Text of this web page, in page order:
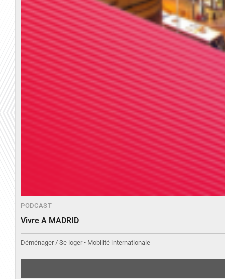
PODCAST
Vivre A MADRID
Déménager / Se loger • Mobilité internationale